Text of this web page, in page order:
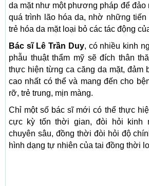
da mặt như một phương pháp để đảo
quá trình lão hóa da, nhờ những tiến
trẻ hóa da mặt loại bỏ các tác động
Bác sĩ Lê Trần Duy, có nhiều kinh
phẫu thuật thẩm mỹ sẽ đích thân
thực hiện từng ca căng da mặt, đảm
cao nhất có thể và mang đến cho
rỡ, trẻ trung, mịn màng.
Chỉ một số bác sĩ mới có thể thực
cực kỳ tốn thời gian, đòi hỏi kinh
chuyên sâu, đồng thời đòi hỏi độ
hình dạng tự nhiên của tai đồng thời